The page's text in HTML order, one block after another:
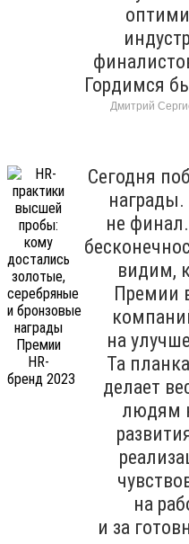
Гордимся
Дмитрий
Сегодня
не
видим,
Премии
на
Та
делает
людям
на
и за